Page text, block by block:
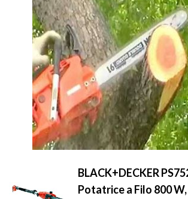
BLACK+DECKER
Potatrice a Filo 800